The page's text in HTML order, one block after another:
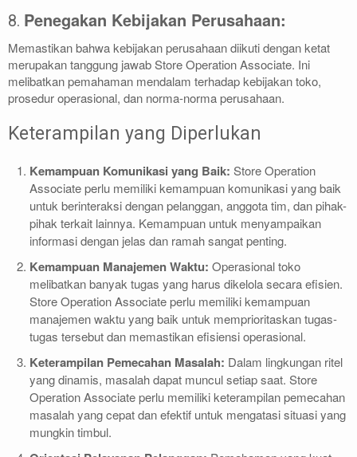
8. Penegakan Kebijakan Perusahaan:
Memastikan bahwa kebijakan perusahaan diikuti dengan ketat
merupakan tanggung jawab Store Operation Associate. Ini
melibatkan pemahaman mendalam terhadap kebijakan toko,
prosedur operasional, dan norma-norma perusahaan.
Keterampilan yang Diperlukan
Kemampuan Komunikasi yang Baik: Store Operation
Associate perlu memiliki kemampuan komunikasi yang baik
untuk berinteraksi dengan pelanggan, anggota tim, dan pihak-
pihak terkait lainnya. Kemampuan untuk menyampaikan
informasi dengan jelas dan ramah sangat penting.
Kemampuan Manajemen Waktu: Operasional toko
melibatkan banyak tugas yang harus dikelola secara efisien.
Store Operation Associate perlu memiliki kemampuan
manajemen waktu yang baik untuk memprioritaskan tugas-
tugas tersebut dan memastikan efisiensi operasional.
Keterampilan Pemecahan Masalah: Dalam lingkungan ritel
yang dinamis, masalah dapat muncul setiap saat. Store
Operation Associate perlu memiliki keterampilan pemecahan
masalah yang cepat dan efektif untuk mengatasi situasi yang
mungkin timbul.